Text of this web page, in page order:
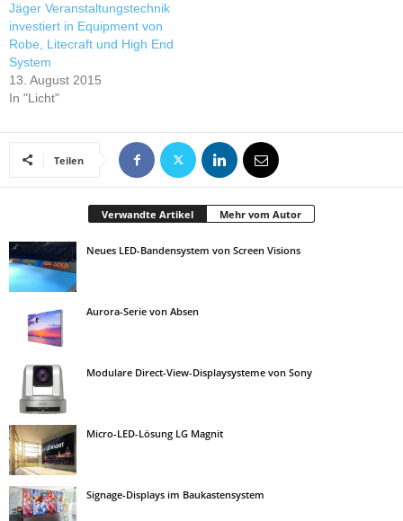
Jäger Veranstaltungstechnik
investiert in Equipment von
Robe, Litecraft und High End
System
13. August 2015
In "Licht"
Teilen
Verwandte Artikel Mehr vom Autor
Neues LED-Bandensystem von Screen Visions
Aurora-Serie von Absen
Modulare Direct-View-Displaysysteme von Sony
Micro-LED-Lösung LG Magnit
Signage-Displays im Baukastensystem